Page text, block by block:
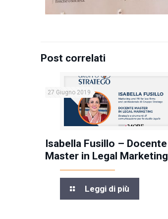
Post correlati
27 Giugno 2019
Isabella Fusillo – Docente
Master in Legal Marketing
Leggi di più